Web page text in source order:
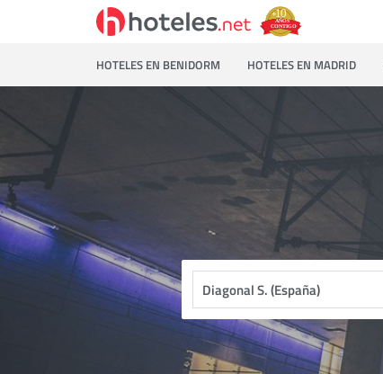
HOTELES EN BENIDORM HOTELES EN MADRID